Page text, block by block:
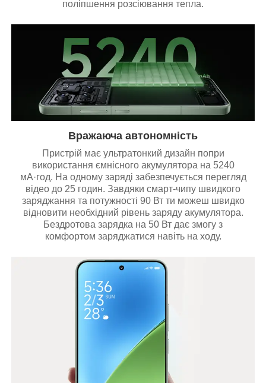
поліпшення розсіювання тепла.
Вражаюча автономність
Пристрій має ультратонкий дизайн попри
використання ємнісного акумулятора на 5240
мА·год. На одному заряді забезпечується перегляд
відео до 25 годин. Завдяки смарт-чипу швидкого
заряджання та потужності 90 Вт ти можеш швидко
відновити необхідний рівень заряду акумулятора.
Бездротова зарядка на 50 Вт дає змогу з
комфортом заряджатися навіть на ходу.